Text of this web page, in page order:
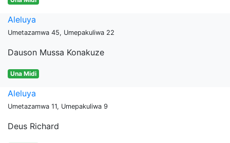
Aleluya
Umetazamwa 45, Umepakuliwa 22
Dauson Mussa Konakuze
Una Midi
Aleluya
Umetazamwa 11, Umepakuliwa 9
Deus Richard